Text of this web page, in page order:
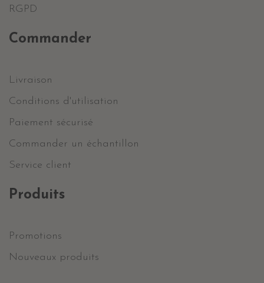
RGPD
Commander
Livraison
Conditions d'utilisation
Paiement sécurisé
Commander un échantillon
Service client
Produits
Promotions
Nouveaux produits